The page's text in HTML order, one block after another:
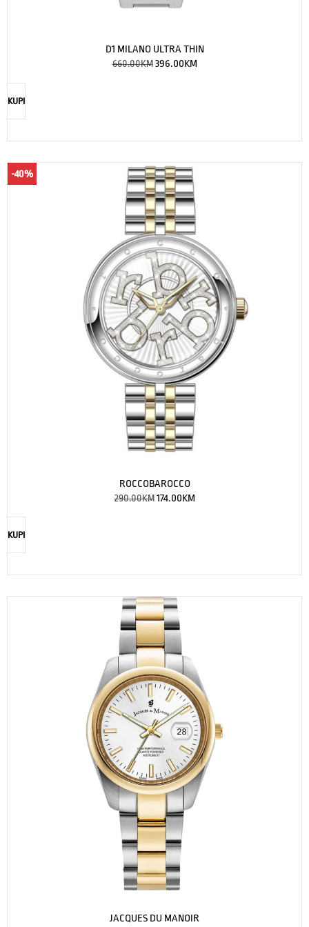
D1 MILANO ULTRA THIN
660.00KM 396.00KM
KUPI
-40%
ROCCOBAROCCO
290.00KM 174.00KM
KUPI
JACQUES DU MANOIR